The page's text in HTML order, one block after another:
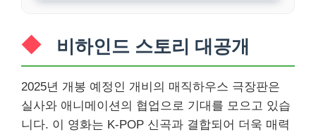
비하인드 스토리 대공개
2025년 개봉 예정인 개비의 매직하우스 극장판은
실사와 애니메이션의 협업으로 기대를 모으고 있습
니다. 이 영화는 K-POP 신곡과 결합되어 더욱 매력